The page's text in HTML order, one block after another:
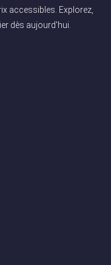
accessibles. Explorez,
dès aujourd'hui.